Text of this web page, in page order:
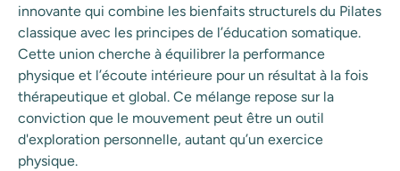
innovante qui combine les bienfaits structurels du Pilates
classique avec les principes de l’éducation somatique.
Cette union cherche à équilibrer la performance
physique et l’écoute intérieure pour un résultat à la fois
thérapeutique et global. Ce mélange repose sur la
conviction que le mouvement peut être un outil
d'exploration personnelle, autant qu’un exercice
physique.